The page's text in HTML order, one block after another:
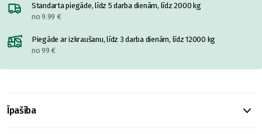
Standarta piegāde, līdz 5 darba dienām, līdz 2000 kg
no 9.99 €
Piegāde ar izkraušanu, līdz 3 darba dienām, līdz 12000 kg
no 99 €
Īpašība